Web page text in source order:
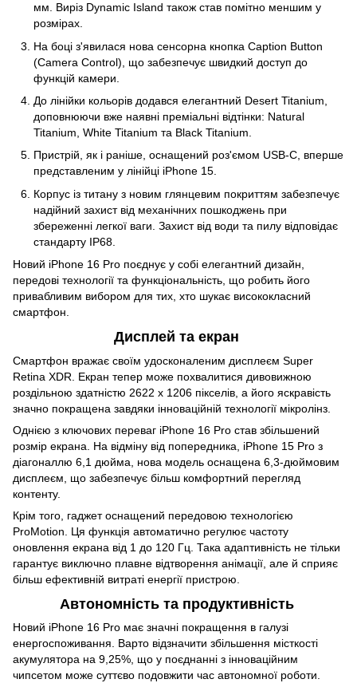
мм. Виріз Dynamic Island також став помітно меншим у
розмірах.
На боці з'явилася нова сенсорна кнопка Caption Button
(Camera Control), що забезпечує швидкий доступ до
функцій камери.
До лінійки кольорів додався елегантний Desert Titanium,
доповнюючи вже наявні преміальні відтінки: Natural
Titanium, White Titanium та Black Titanium.
Пристрій, як і раніше, оснащений роз'ємом USB-C, вперше
представленим у лінійці iPhone 15.
Корпус із титану з новим глянцевим покриттям забезпечує
надійний захист від механічних пошкоджень при
збереженні легкої ваги. Захист від води та пилу відповідає
стандарту IP68.
Новий iPhone 16 Pro поєднує у собі елегантний дизайн,
передові технології та функціональність, що робить його
привабливим вибором для тих, хто шукає висококласний
смартфон.
Дисплей та екран
Смартфон вражає своїм удосконаленим дисплеєм Super
Retina XDR. Екран тепер може похвалитися дивовижною
роздільною здатністю 2622 x 1206 пікселів, а його яскравість
значно покращена завдяки інноваційній технології мікролінз.
Однією з ключових переваг iPhone 16 Pro став збільшений
розмір екрана. На відміну від попередника, iPhone 15 Pro з
діагоналлю 6,1 дюйма, нова модель оснащена 6,3-дюймовим
дисплеєм, що забезпечує більш комфортний перегляд
контенту.
Крім того, гаджет оснащений передовою технологією
ProMotion. Ця функція автоматично регулює частоту
оновлення екрана від 1 до 120 Гц. Така адаптивність не тільки
гарантує виключно плавне відтворення анімації, але й сприяє
більш ефективній витраті енергії пристрою.
Автономність та продуктивність
Новий iPhone 16 Pro має значні покращення в галузі
енергоспоживання. Варто відзначити збільшення місткості
акумулятора на 9,25%, що у поєднанні з інноваційним
чипсетом може суттєво подовжити час автономної роботи.